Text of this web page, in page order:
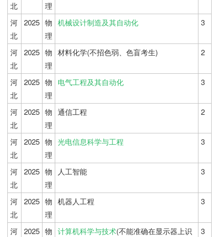
北
理
河
北
2025 物
理
机械设计制造及其自动化 3
河
北
2025 物
理
材料化学(不招色弱、色盲考生) 2
河
北
2025 物
理
电气工程及其自动化 3
河
北
2025 物
理
通信工程 2
河
北
2025 物
理
光电信息科学与工程 3
河
北
2025 物
理
人工智能 3
河
北
2025 物
理
机器人工程 3
河
2025 物 计算机科学与技术(不能准确在显示器上识
3